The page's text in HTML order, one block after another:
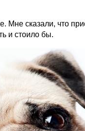
Мне сказали, что
и стоило бы.